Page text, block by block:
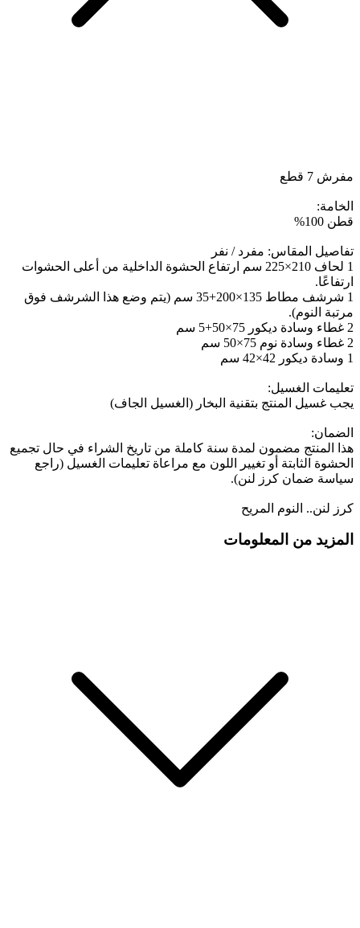
مفرش 7 قطع
الخامة:
قطن 100%
تفاصيل المقاس: مفرد / نفر
1 لحاف 210×225 سم ارتفاع الحشوة الداخلية من أعلى الحشوات
ارتفاعًا.
1 شرشف مطاط 135×200+35 سم (يتم وضع هذا الشرشف فوق
مرتبة النوم).
2 غطاء وسادة ديكور 75×50+5 سم
2 غطاء وسادة نوم 75×50 سم
1 وسادة ديكور 42×42 سم
تعليمات الغسيل:
يجب غسيل المنتج بتقنية البخار (الغسيل الجاف)
الضمان:
هذا المنتج مضمون لمدة سنة كاملة من تاريخ الشراء في حال تجميع
الحشوة الثابتة أو تغيير اللون مع مراعاة تعليمات الغسيل (راجع
سياسة ضمان كرز لنن).
كرز لنن.. النوم المريح
المزيد من المعلومات